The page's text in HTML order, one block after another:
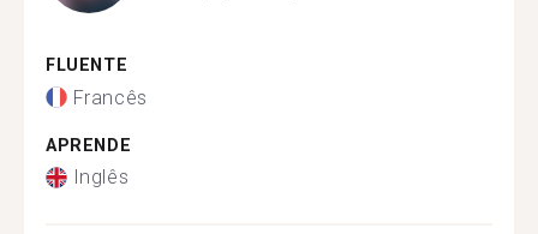
FLUENTE
Francês
APRENDE
Inglês